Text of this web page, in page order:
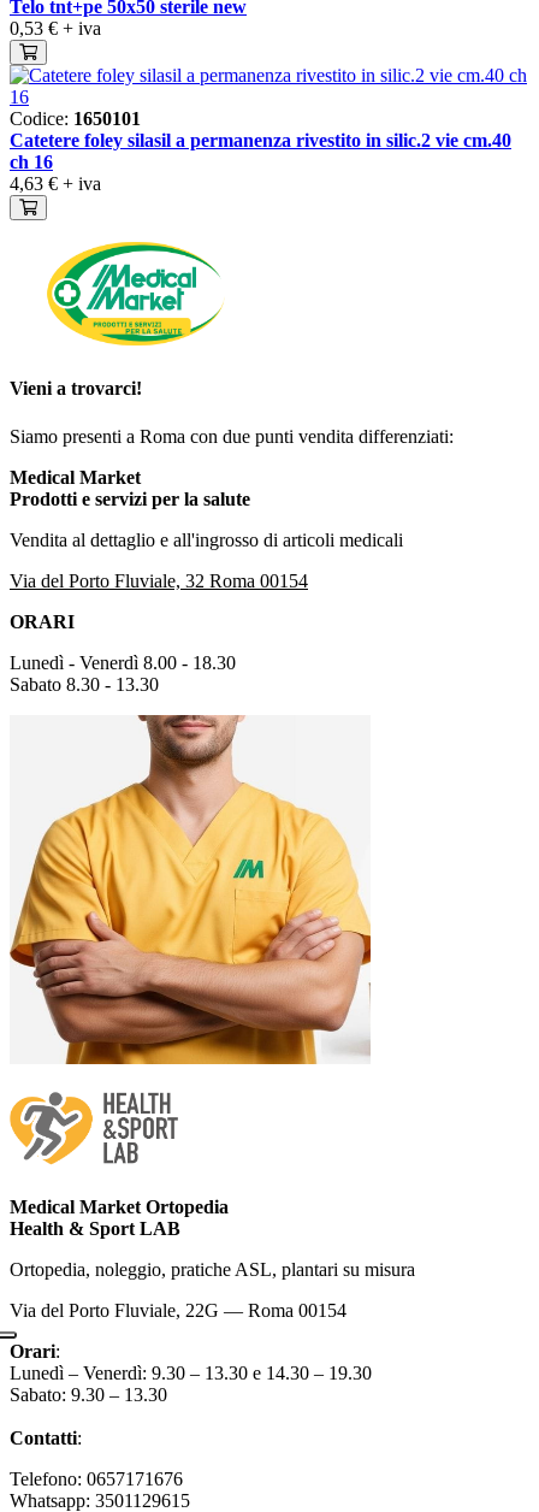
Telo tnt+pe 50x50 sterile new
0,53 € + iva
Codice: 1650101
Catetere foley silasil a permanenza rivestito in silic.2 vie cm.40
ch 16
4,63 € + iva
Vieni a trovarci!
Siamo presenti a Roma con due punti vendita differenziati:
Medical Market
Prodotti e servizi per la salute
Vendita al dettaglio e all'ingrosso di articoli medicali
Via del Porto Fluviale, 32 Roma 00154
ORARI
Lunedì - Venerdì 8.00 - 18.30
Sabato 8.30 - 13.30
Medical Market Ortopedia
Health & Sport LAB
Ortopedia, noleggio, pratiche ASL, plantari su misura
Via del Porto Fluviale, 22G — Roma 00154
Orari:
Lunedì – Venerdì: 9.30 – 13.30 e 14.30 – 19.30
Sabato: 9.30 – 13.30
Contatti:
Telefono: 0657171676
Whatsapp: 3501129615